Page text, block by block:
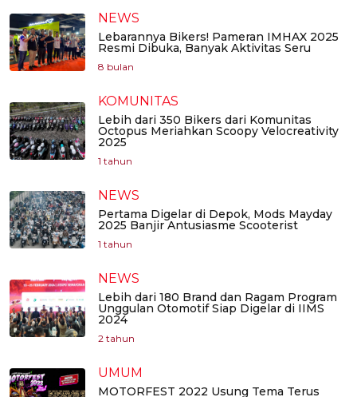
NEWS
Lebarannya Bikers! Pameran IMHAX 2025
Resmi Dibuka, Banyak Aktivitas Seru
8 bulan
KOMUNITAS
Lebih dari 350 Bikers dari Komunitas
Octopus Meriahkan Scoopy Velocreativity
2025
1 tahun
NEWS
Pertama Digelar di Depok, Mods Mayday
2025 Banjir Antusiasme Scooterist
1 tahun
NEWS
Lebih dari 180 Brand dan Ragam Program
Unggulan Otomotif Siap Digelar di IIMS
2024
2 tahun
UMUM
MOTORFEST 2022 Usung Tema Terus